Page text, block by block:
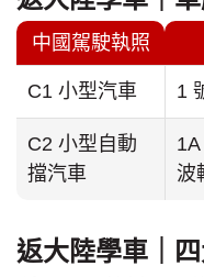
中國駕駛執照
C1 小型汽車 1
C2 小型自動
擋汽車
波
返大陸學車｜